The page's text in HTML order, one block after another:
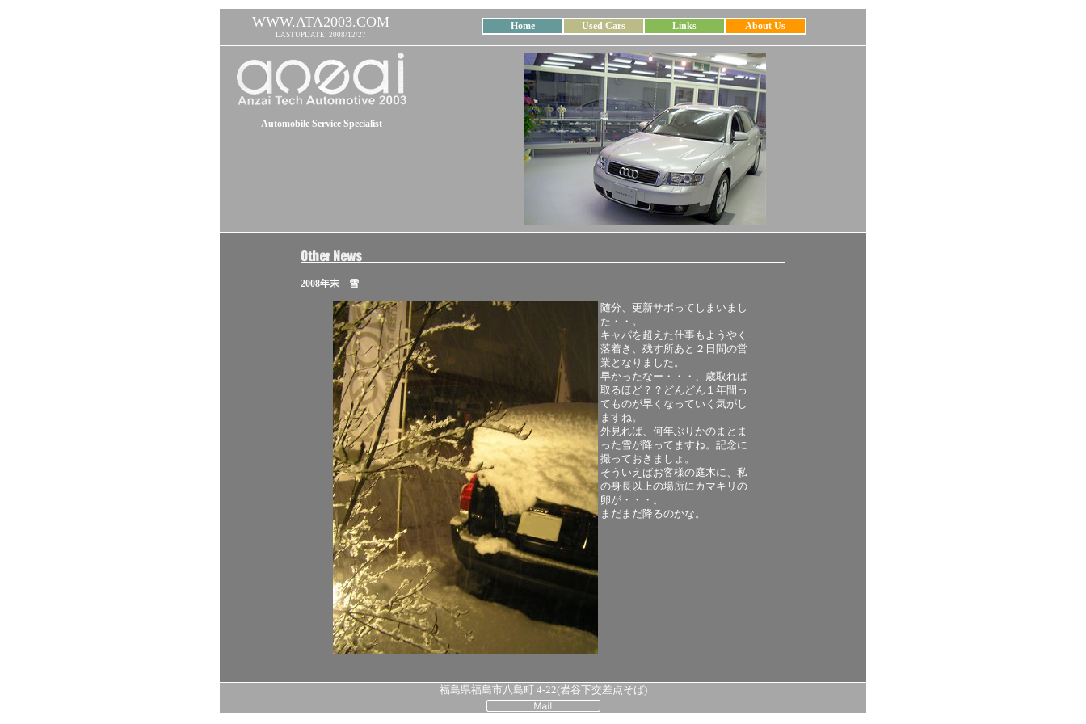
WWW.ATA2003.COM
LASTUPDATE: 2008/12/27
Home Used Cars Links About Us
Automobile Service Specialist
2008年末 雪
随分、更新サボってしまいまし
た・・。
キャパを超えた仕事もようやく
落着き、残す所あと２日間の営
業となりました。
早かったなー・・・、歳取れば
取るほど？？どんどん１年間っ
てものが早くなっていく気がし
ますね。
外見れば、何年ぶりかのまとま
った雪が降ってますね。記念に
撮っておきましょ。
そういえばお客様の庭木に、私
の身長以上の場所にカマキリの
卵が・・・。
まだまだ降るのかな。
福島県福島市八島町 4-22(岩谷下交差点そば)